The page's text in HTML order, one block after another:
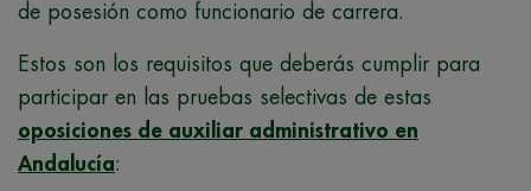
de posesión como funcionario de carrera.
Estos son los requisitos que deberás cumplir para
participar en las pruebas selectivas de estas
oposiciones de auxiliar administrativo en
Andalucía: